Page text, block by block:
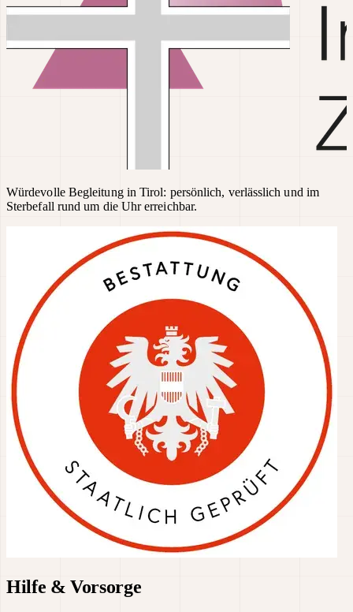
Würdevolle Begleitung in Tirol: persönlich, verlässlich und im
Sterbefall rund um die Uhr erreichbar.
Hilfe & Vorsorge